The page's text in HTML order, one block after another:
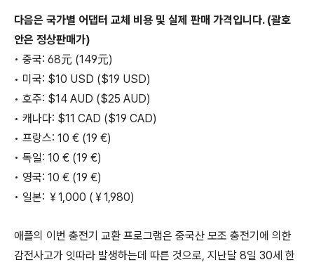
다음은 국가별 어댑터 교체 비용 및 실제 판매 가격입니다. (괄호
안은 정상판매가)
• 중국: 68元 (149元)
• 미국: $10 USD ($19 USD)
• 호주: $14 AUD ($25 AUD)
• 캐나다: $11 CAD ($19 CAD)
• 프랑스: 10 € (19 €)
• 독일: 10 € (19 €)
• 영국: 10 € (19 €)
• 일본: ￥1,000 ( ￥1,980)
애플의 이번 충전기 교환 프로그램은 중국산 모조 충전기에 의한
감전사고가 잇따라 발생하는데 따른 것으로, 지난달 8일 30세 한